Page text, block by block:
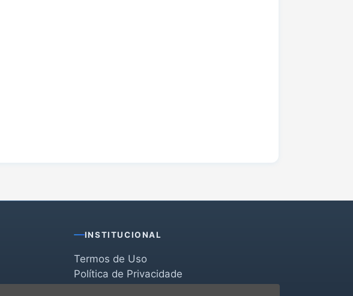
INSTITUCIONAL
Termos de Uso
Política de Privacidade